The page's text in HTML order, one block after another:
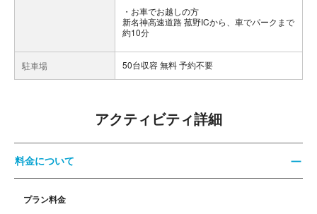
お車でお越しの方
新名神高速道路 菰野ICから、車でパークまで
約10分
駐車場 50台収容 無料 予約不要
アクティビティ詳細
料金について
プラン料金